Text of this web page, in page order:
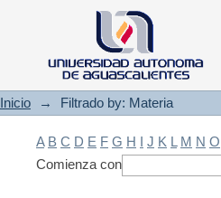
Filtrado by:
Inicio → Filtrado by: Materia
A B C D E F G H I J K L M N O
Comienza con